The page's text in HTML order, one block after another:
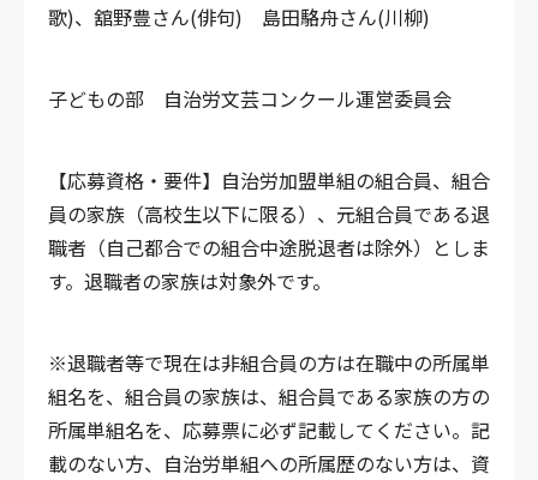
歌)、舘野豊さん(俳句) 島田駱舟さん(川柳)
子どもの部 自治労文芸コンクール運営委員会
【応募資格・要件】 自治労加盟単組の組合員、組合
員の家族（高校生以下に限る）、元組合員である退
職者（自己都合での組合中途脱退者は除外）としま
す。退職者の家族は対象外です。
※退職者等で現在は非組合員の方は在職中の所属単
組名を、組合員の家族は、組合員である家族の方の
所属単組名を、応募票に必ず記載してください。記
載のない方、自治労単組への所属歴のない方は、資